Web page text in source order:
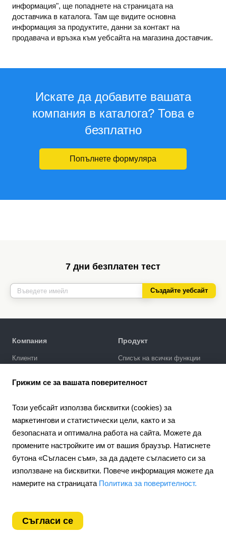
информация", ще попаднете на страницата на
доставчика в каталога. Там ще видите основна
информация за продуктите, данни за контакт на
продавача и връзка към уебсайта на магазина доставчик.
Искате да добавите вашата
компания в каталога? Това е
безплатно
Попълнете формуляра
7 дни безплатен тест
Създайте уебсайт
Компания
Клиенти
Продукт
Списък на всички функции
SEO промотиране
Цени
Поддръжка
Портал за поддръжка
Напишете запитване
Партньорска програма
Грижим се за вашата поверителност
Този уебсайт използва бисквитки (cookies) за
маркетингови и статистически цели, както и за
безопасната и оптимална работа на сайта. Можете да
промените настройките им от вашия браузър. Натиснете
бутона «Съгласен съм», за да дадете съгласието си за
използване на бисквитки. Повече информация можете да
намерите на страницата Политика за поверителност.
Съгласи се